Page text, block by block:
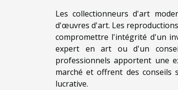
Les collectionneurs d'art
d'œuvres d'art. Les
compromettre l'intégrité d'un
expert en art ou d'un
professionnels apportent une
marché et offrent des conseils
lucrative.